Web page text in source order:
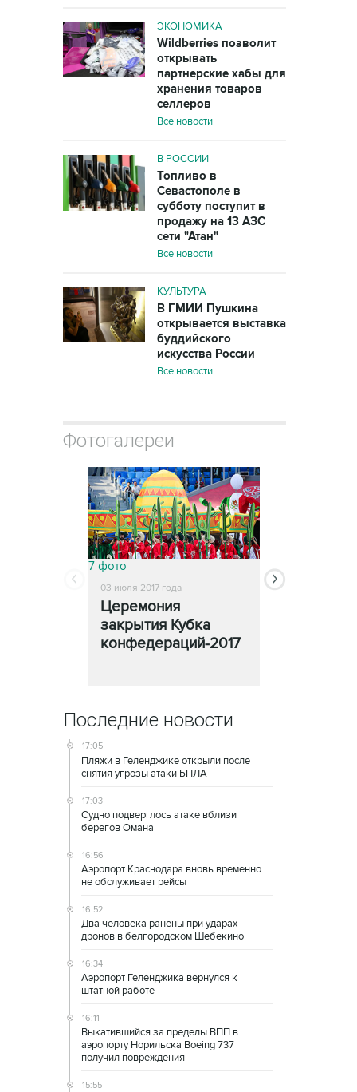
ЭКОНОМИКА
Wildberries позволит
открывать
партнерские хабы для
хранения товаров
селлеров
Все новости
В РОССИИ
Топливо в
Севастополе в
субботу поступит в
продажу на 13 АЗС
сети "Атан"
Все новости
КУЛЬТУРА
В ГМИИ Пушкина
открывается выставка
буддийского
искусства России
Все новости
Фотогалереи
7 фото
03 июля 2017 года
Церемония
закрытия Кубка
конфедераций-2017
11 фото
02 июля 2017
Последние новости
17:05
Пляжи в Геленджике открыли после
снятия угрозы атаки БПЛА
17:03
Судно подверглось атаке вблизи
берегов Омана
16:56
Аэропорт Краснодара вновь временно
не обслуживает рейсы
16:52
Два человека ранены при ударах
дронов в белгородском Шебекино
16:34
Аэропорт Геленджика вернулся к
штатной работе
16:11
Выкатившийся за пределы ВПП в
аэропорту Норильска Boeing 737
получил повреждения
15:55